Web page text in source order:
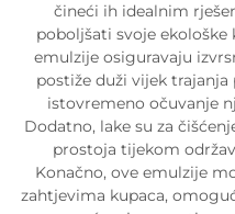
čineći ih idealnim
poboljšati svoje
emulzije osiguravaju
postiže duži vijek trajanja
istovremeno očuvanje
Dodatno, lake su za
prostoja tijekom
Konačno, ove emulzije
zahtjevima kupaca,